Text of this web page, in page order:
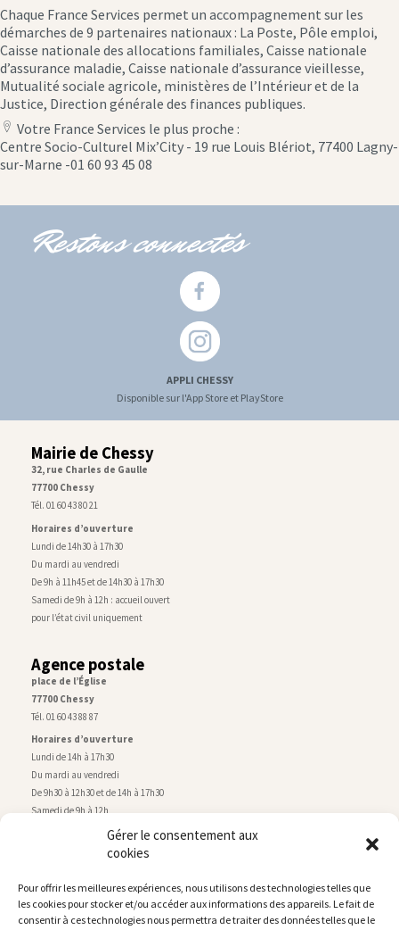
Gérer le consentement aux
cookies
Pour offrir les meilleures expériences, nous utilisons des technologies telles que
les cookies pour stocker et/ou accéder aux informations des appareils. Le fait de
consentir à ces technologies nous permettra de traiter des données telles que le
Chaque France Services permet un accompagnement sur les
démarches de 9 partenaires nationaux : La Poste, Pôle emploi,
Caisse nationale des allocations familiales, Caisse nationale
d’assurance maladie, Caisse nationale d’assurance vieillesse,
Mutualité sociale agricole, ministères de l’Intérieur et de la
Justice, Direction générale des finances publiques.
location
icon
Votre France Services le plus proche :
Centre Socio-Culturel Mix’City - 19 rue Louis Blériot, 77400 Lagny-
sur-Marne -01 60 93 45 08
Restons connectés
APPLI CHESSY
Disponible sur l'App Store et PlayStore
Mairie de Chessy
32, rue Charles de Gaulle
77700 Chessy
Tél. 01 60 43 80 21
Horaires d’ouverture
Lundi de 14h30 à 17h30
Du mardi au vendredi
De 9h à 11h45 et de 14h30 à 17h30
Samedi de 9h à 12h : accueil ouvert
pour l’état civil uniquement
Agence postale
place de l’Église
77700 Chessy
Tél. 01 60 43 88 87
Horaires d’ouverture
Lundi de 14h à 17h30
Du mardi au vendredi
De 9h30 à 12h30 et de 14h à 17h30
Samedi de 9h à 12h
Service technique
rue de Montry–77700 Chessy
Tél. 01 60 43 52 63